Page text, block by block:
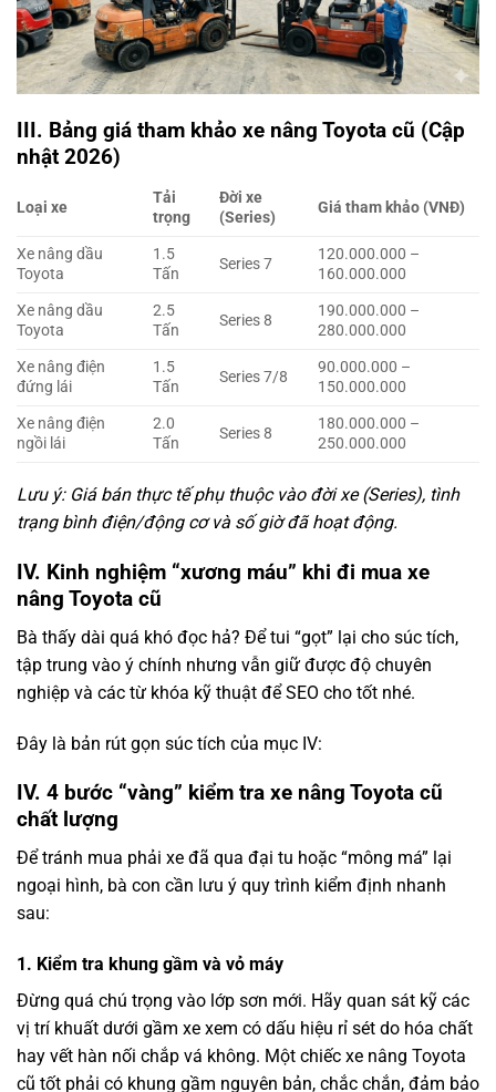
III. Bảng giá tham khảo xe nâng Toyota cũ (Cập
nhật 2026)
Loại xe
Tải
trọng
Đời xe
(Series)
Giá tham khảo (VNĐ)
Xe nâng dầu
Toyota
1.5
Tấn
Series 7
120.000.000 –
160.000.000
Xe nâng dầu
Toyota
2.5
Tấn
Series 8
190.000.000 –
280.000.000
Xe nâng điện
đứng lái
1.5
Tấn
Series 7/8
90.000.000 –
150.000.000
Xe nâng điện
ngồi lái
2.0
Tấn
Series 8
180.000.000 –
250.000.000
Lưu ý: Giá bán thực tế phụ thuộc vào đời xe (Series), tình
trạng bình điện/động cơ và số giờ đã hoạt động.
IV. Kinh nghiệm “xương máu” khi đi mua xe
nâng Toyota cũ
Bà thấy dài quá khó đọc hả? Để tui “gọt” lại cho súc tích,
tập trung vào ý chính nhưng vẫn giữ được độ chuyên
nghiệp và các từ khóa kỹ thuật để SEO cho tốt nhé.
Đây là bản rút gọn súc tích của mục IV:
IV. 4 bước “vàng” kiểm tra xe nâng Toyota cũ
chất lượng
Để tránh mua phải xe đã qua đại tu hoặc “mông má” lại
ngoại hình, bà con cần lưu ý quy trình kiểm định nhanh
sau:
1. Kiểm tra khung gầm và vỏ máy
Đừng quá chú trọng vào lớp sơn mới. Hãy quan sát kỹ các
vị trí khuất dưới gầm xe xem có dấu hiệu rỉ sét do hóa chất
hay vết hàn nối chắp vá không. Một chiếc xe nâng Toyota
cũ tốt phải có khung gầm nguyên bản, chắc chắn, đảm bảo